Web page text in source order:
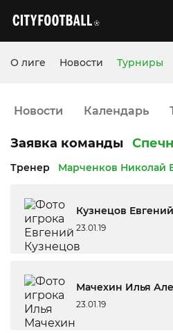
О лиге Новости Турниры
Новости Календарь
Заявка команды
Тренер Марченков Николай
Кузнецов
23.01.19
Мачехин Илья
23.01.19